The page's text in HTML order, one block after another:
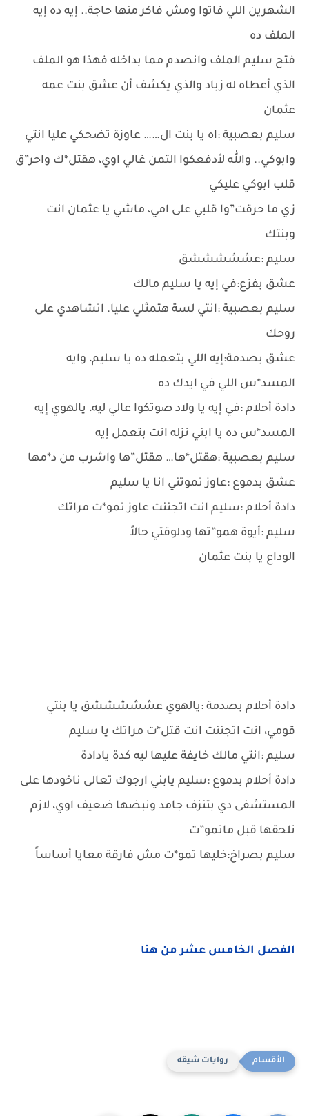
الشهرين اللي فاتوا ومش فاكر منها حاجة.. إيه ده إيه
الملف ده
فتح سليم الملف وانصدم مما بداخله فهذا هو الملف
الذي أعطاه له زباد والذي يكشف أن عشق بنت عمه
عثمان
سليم بعصبية :اه يا بنت ال…… عاوزة تضحكي عليا انتي
وابوكي.. والله لأدفعكوا التمن غالي اوي، هقتل*ك واحر”ق
قلب ابوكي عليكي
زي ما حرقت”وا قلبي على امي، ماشي يا عثمان انت
وبنتك
سليم :عشششششق
عشق بفزع:في إيه يا سليم مالك
سليم بعصبية :انتي لسة هتمثلي عليا. اتشاهدي على
روحك
عشق بصدمة:إيه اللي بتعمله ده يا سليم، وايه
المسد*س اللي في ايدك ده
دادة أحلام :في إيه يا ولاد صوتكوا عالي ليه، يالهوي إيه
المسد*س ده يا ابني نزله انت بتعمل إيه
سليم بعصبية :هقتل*ها… هقتل”ها واشرب من د*مها
عشق بدموع :عاوز تموتني انا يا سليم
دادة أحلام :سليم انت اتجننت عاوز تمو*ت مراتك
سليم :أيوة همو”تها ودلوقتي حالاً
الوداع يا بنت عثمان
دادة أحلام بصدمة :يالهوي عشششششق يا بنتي
قومي، انت اتجننت انت قتل*ت مراتك يا سليم
سليم :انتي مالك خايفة عليها ليه كدة يادادة
دادة أحلام بدموع :سليم يابني ارجوك تعالى ناخودها على
المستشفى دي بتنزف جامد ونبضها ضعيف اوي، لازم
نلحقها قبل ماتمو”ت
سليم بصراخ:خليها تمو*ت مش فارقة معايا أساساً
الفصل الخامس عشر من هنا
روايات شيقه